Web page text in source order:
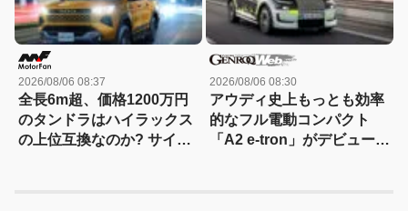
2026/08/06 08:37
全長6m超、価格1200万円
のタンドラはハイラックス
の上位互換なのか? サイ
2026/08/06 08:30
アウディ史上もっとも効率
的なフル電動コンパクト
「A2 e-tron」がデビュー前